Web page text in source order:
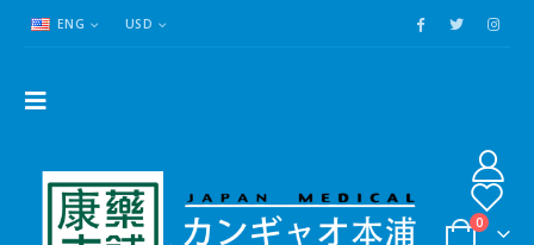
ENG USD
0